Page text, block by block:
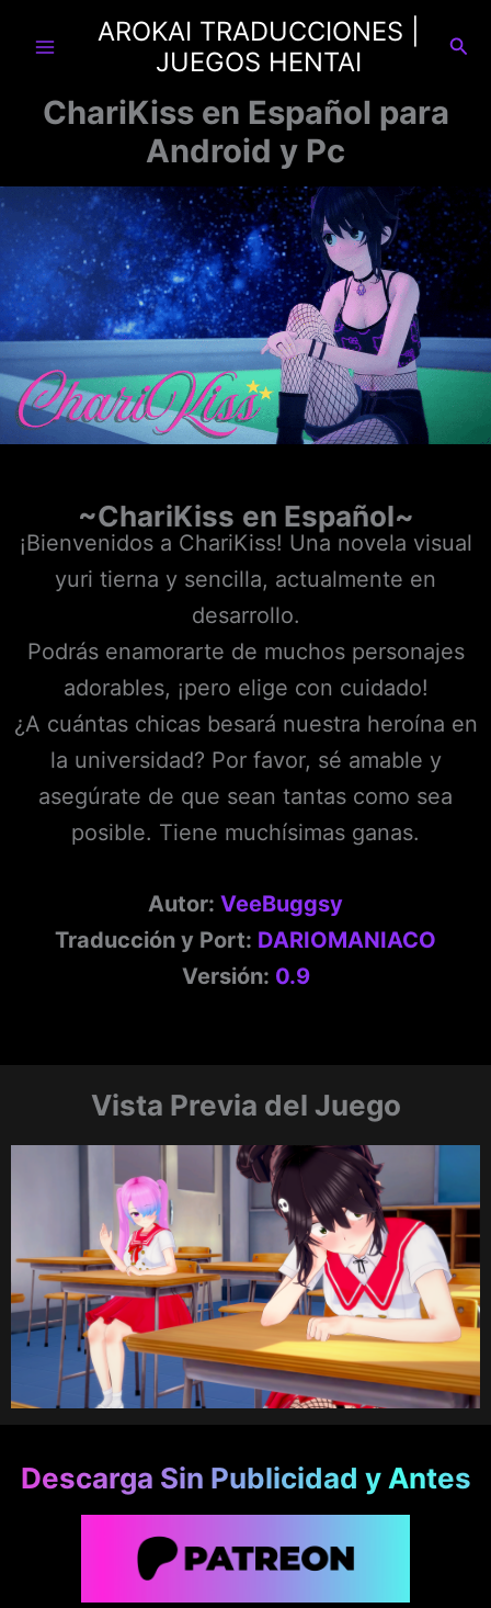
AROKAI TRADUCCIONES |
JUEGOS HENTAI
ChariKiss en Español para
Android y Pc
~ChariKiss en Español~
¡Bienvenidos a ChariKiss! Una novela visual
yuri tierna y sencilla, actualmente en
desarrollo.
Podrás enamorarte de muchos personajes
adorables, ¡pero elige con cuidado!
¿A cuántas chicas besará nuestra heroína en
la universidad? Por favor, sé amable y
asegúrate de que sean tantas como sea
posible. Tiene muchísimas ganas.
Autor: VeeBuggsy
Traducción y Port: DARIOMANIACO
Versión: 0.9
Vista Previa del Juego
Descarga Sin Publicidad y Antes